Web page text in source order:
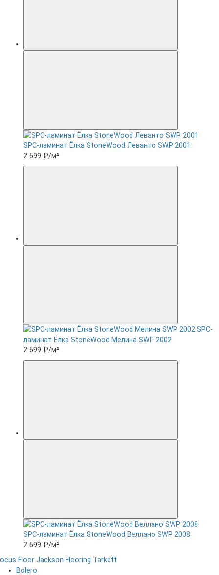
SPC-ламинат Ëлка StoneWood Леванто SWP 2001
2 699 ₽/м²
SPC-
ламинат Ëлка StoneWood Мелина SWP 2002
2 699 ₽/м²
SPC-ламинат Ëлка StoneWood Веллано SWP 2008
2 699 ₽/м²
Floor Jackson Flooring Tarkett
Bolero